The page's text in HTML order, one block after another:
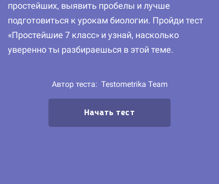
простейших, выявить пробелы и лучше
подготовиться к урокам биологии. Пройди тест
«Простейшие 7 класс» и узнай, насколько
уверенно ты разбираешься в этой теме.
Автор теста: Testometrika Team
Начать тест